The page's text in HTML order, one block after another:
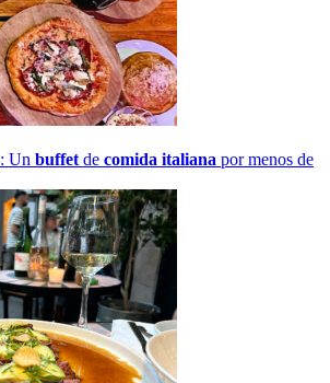
: Un buffet de comida italiana por menos de